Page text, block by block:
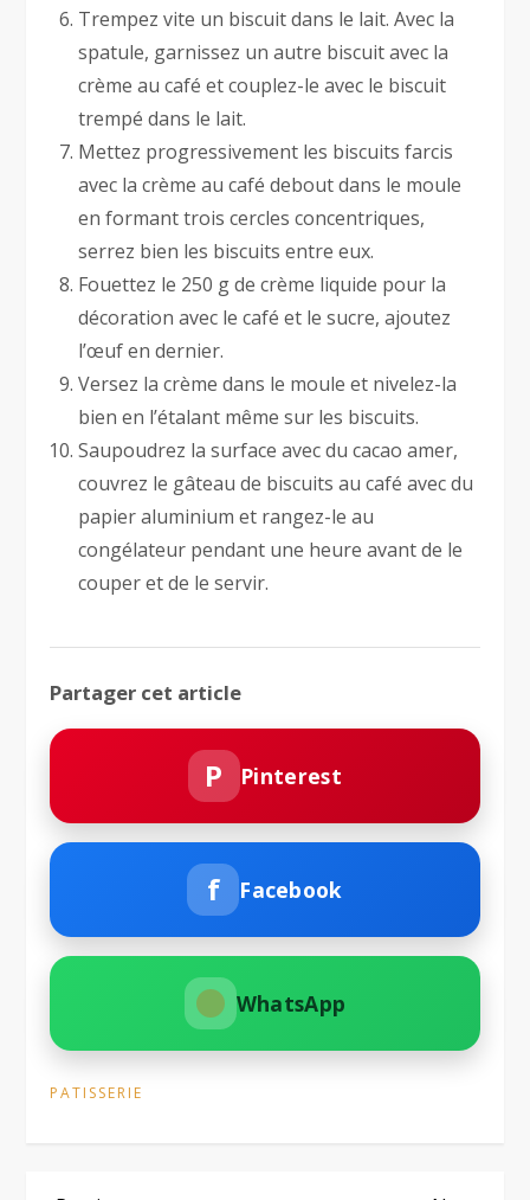
Trempez vite un biscuit dans le lait. Avec la
spatule, garnissez un autre biscuit avec la
crème au café et couplez-le avec le biscuit
trempé dans le lait.
Mettez progressivement les biscuits farcis
avec la crème au café debout dans le moule
en formant trois cercles concentriques,
serrez bien les biscuits entre eux.
Fouettez le 250 g de crème liquide pour la
décoration avec le café et le sucre, ajoutez
l’œuf en dernier.
Versez la crème dans le moule et nivelez-la
bien en l’étalant même sur les biscuits.
Saupoudrez la surface avec du cacao amer,
couvrez le gâteau de biscuits au café avec du
papier aluminium et rangez-le au
congélateur pendant une heure avant de le
couper et de le servir.
Partager cet article
P Pinterest
f Facebook
WhatsApp
PATISSERIE